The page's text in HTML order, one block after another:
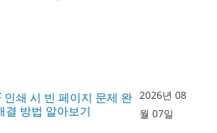
인쇄 시 빈 페이지 문제 완
결 방법 알아보기
2026년 08
월 07일